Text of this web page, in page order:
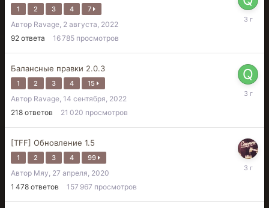
1 2 3 4 7
Автор Ravage, 2 августа, 2022
92 ответа 16 785 просмотров
22
Балансные правки 2.0.3
1 2 3 4 15
Автор Ravage, 14 сентября, 2022
218 ответов 21 020 просмотров
24
[TFF] Обновление 1.5
1 2 3 4 99
Автор Мяу, 27 апреля, 2020
1 478 ответов 157 967 просмотров
27